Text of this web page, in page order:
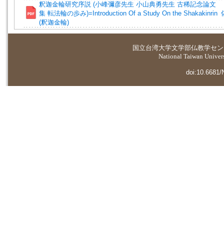
釈迦金輪研究序説 (小峰彌彦先生 小山典勇先生 古稀記念論文
集 転法輪の歩み)=Introduction Of a Study On the Shakakinrin
(釈迦金輪)
国立台湾大学文学部仏教学セ
National Taiwan
doi:10.6681/